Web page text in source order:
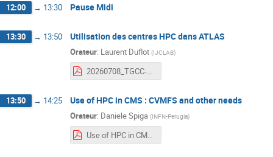
12:00 → 13:30 Pause Midi
13:30 → 13:50 Utilisation des centres HPC dans ATLAS
Orateur: Laurent Duflot (IJCLAB)
20260708_TGCC-NUMPEX-LCGFR.pdf
13:50 → 14:25 Use of HPC in CMS : CVMFS and other needs
Orateur: Daniele Spiga (INFN-Perugia)
Use of HPC in CMS.pdf